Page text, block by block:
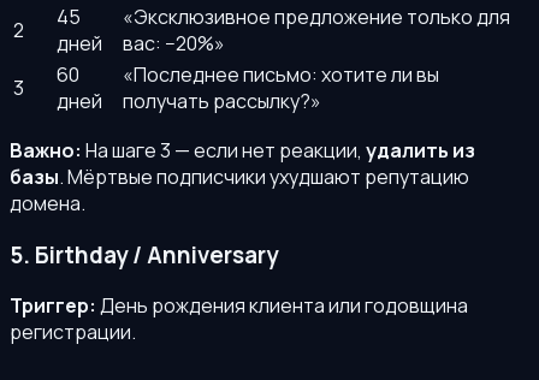
2
45
дней
«Эксклюзивное предложение только для
вас: −20%»
3
60
дней
«Последнее письмо: хотите ли вы
получать рассылку?»
Важно: На шаге 3 — если нет реакции, удалить из
базы. Мёртвые подписчики ухудшают репутацию
домена.
5. Бirthday / Anniversary
Триггер: День рождения клиента или годовщина
регистрации.